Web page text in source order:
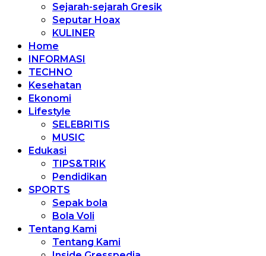
Sejarah-sejarah Gresik
Seputar Hoax
KULINER
Home
INFORMASI
TECHNO
Kesehatan
Ekonomi
Lifestyle
SELEBRITIS
MUSIC
Edukasi
TIPS&TRIK
Pendidikan
SPORTS
Sepak bola
Bola Voli
Tentang Kami
Tentang Kami